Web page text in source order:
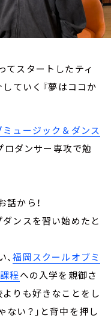
てスタートしたティ
していく『夢はココか
ュージック＆ダンス
ロダンサー専攻で勉
から！
ンスを習い始めたと
、福岡スクールオブミ
程への入学を親御さ
りも好きなことをし
い？」と背中を押し